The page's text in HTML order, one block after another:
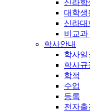
신라학
대학
신라대
비교과
학사안내
학사일
학사규
학적
수업
등록
전자출